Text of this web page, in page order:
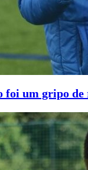
foi um gripo